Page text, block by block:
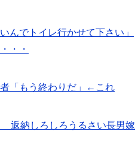
んでトイレ行かせて下さい」
・・
「もう終わりだ」←これ
返納しろしろうるさい長男嫁